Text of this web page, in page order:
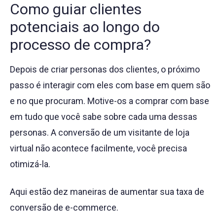
Como guiar clientes
potenciais ao longo do
processo de compra?
Depois de criar personas dos clientes, o próximo
passo é interagir com eles com base em quem são
e no que procuram. Motive-os a comprar com base
em tudo que você sabe sobre cada uma dessas
personas. A conversão de um visitante de loja
virtual não acontece facilmente, você precisa
otimizá-la.
Aqui estão dez maneiras de aumentar sua taxa de
conversão de e-commerce.